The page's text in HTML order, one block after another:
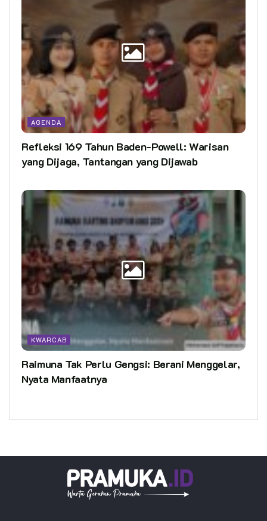
AGENDA
Refleksi 169 Tahun Baden-Powell: Warisan
yang Dijaga, Tantangan yang Dijawab
KWARCAB
Raimuna Tak Perlu Gengsi: Berani Menggelar,
Nyata Manfaatnya